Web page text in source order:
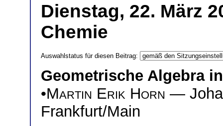
Dienstag, 22. März
Chemie
Auswahlstatus für diesen Beitrag:
Geometrische Algebra
•Martin Erik Horn —
Frankfurt/Main